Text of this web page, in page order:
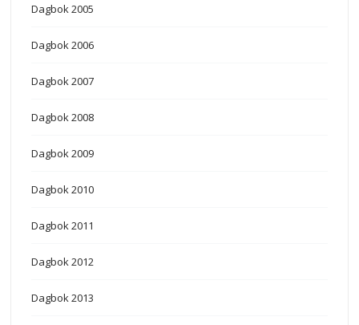
Dagbok 2005
Dagbok 2006
Dagbok 2007
Dagbok 2008
Dagbok 2009
Dagbok 2010
Dagbok 2011
Dagbok 2012
Dagbok 2013